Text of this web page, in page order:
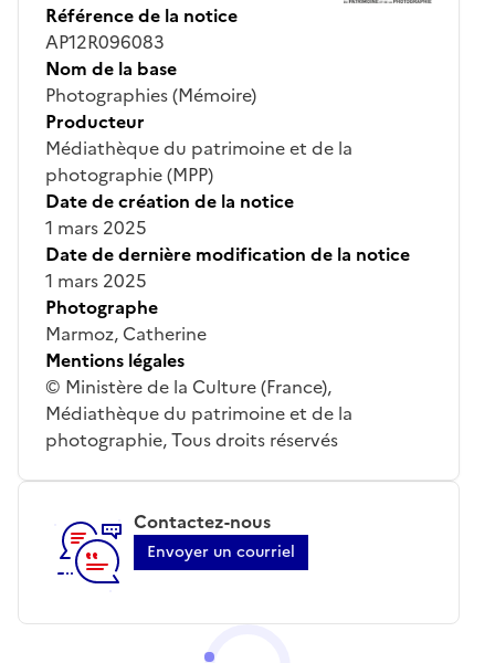
Référence de la notice
AP12R096083
Nom de la base
Photographies (Mémoire)
Producteur
Médiathèque du patrimoine et de la
photographie (MPP)
Date de création de la notice
1 mars 2025
Date de dernière modification de la notice
1 mars 2025
Photographe
Marmoz, Catherine
Mentions légales
© Ministère de la Culture (France),
Médiathèque du patrimoine et de la
photographie, Tous droits réservés
Contactez-nous
Envoyer un courriel